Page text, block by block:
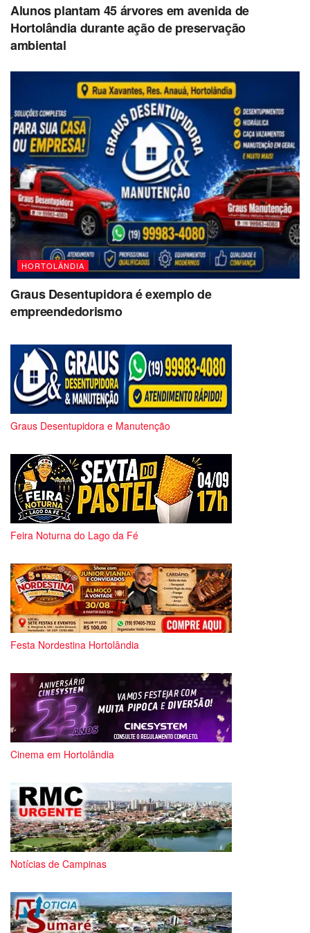
Alunos plantam 45 árvores em avenida de
Hortolândia durante ação de preservação
ambiental
HORTOLÂNDIA
Graus Desentupidora é exemplo de
empreendedorismo
Graus Desentupidora e Manutenção
Feira Noturna do Lago da Fé
Festa Nordestina Hortolândia
Cinema em Hortolândia
Notícias de Campinas